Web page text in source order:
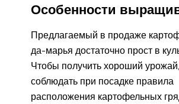
Особенности
Предлагаемый в продаже
да-марья достаточно прост в
Чтобы получить хороший
соблюдать при посадке правила
расположения картофельных